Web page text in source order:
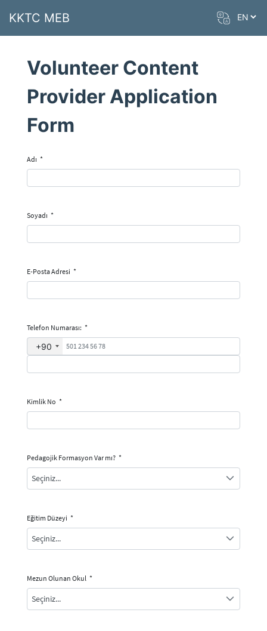
KKTC MEB
Volunteer Content
Provider Application
Form
Adı *
Soyadı *
E-Posta Adresi *
Telefon Numarası: *
+90
Kimlik No *
Pedagojik Formasyon Var mı? *
Seçiniz...
Eğitim Düzeyi *
Seçiniz...
Mezun Olunan Okul *
Seçiniz...